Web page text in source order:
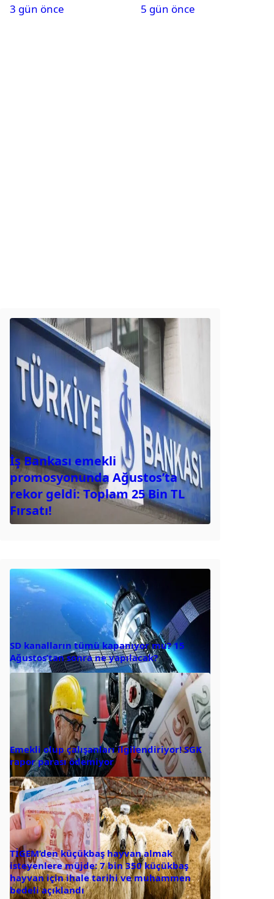
3 gün önce
5 gün önce
İş Bankası emekli
promosyonunda Ağustos’ta
rekor geldi: Toplam 25 Bin TL
Fırsatı!
SD kanalların tümü kapanıyor mu? 15
Ağustos’tan sonra ne yapılacak?
Emekli olup çalışanları ilgilendiriyor! SGK
rapor parası ödemiyor
TİGEM’den küçükbaş hayvan almak
isteyenlere müjde: 7 bin 350 küçükbaş
hayvan için ihale tarihi ve muhammen
bedeli açıklandı